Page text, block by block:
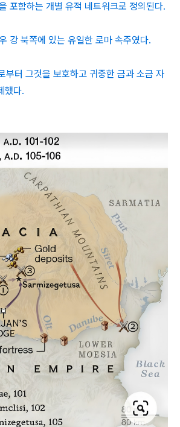
포함하는 개별 유적 네트워크로 정의된다.
강 북쪽에 있는 유일한 로마 속주였다.
부터 그것을 보호하고 귀중한 금과 소금 자
했다.